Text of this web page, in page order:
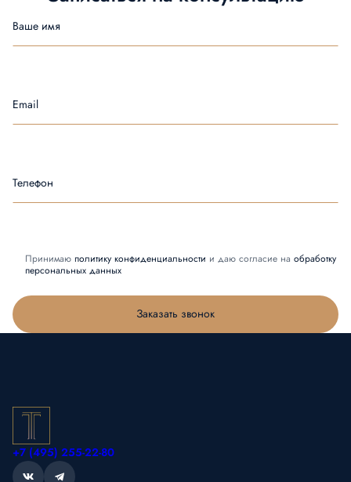
Ваше имя
Email
Телефон
Принимаю политику конфиденциальности и даю согласие на обработку
персональных данных
Заказать звонок
+7 (495) 255-22-80